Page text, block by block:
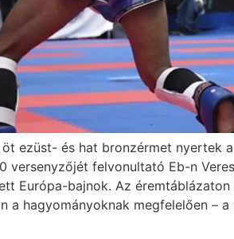
ezüst- és hat bronzérmet nyertek
versenyzőjét felvonultató Eb-n
Európa-bajnok. Az
a hagyományoknak megfelelően –